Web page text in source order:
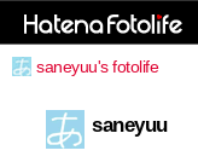
saneyuu's fotolife
saneyuu